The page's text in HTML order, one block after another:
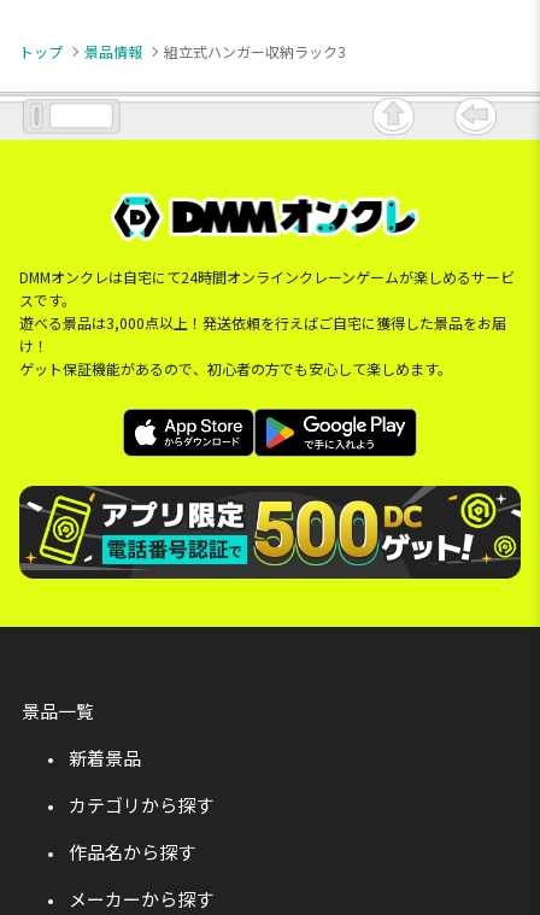
トップ 景品情報 組立式ハンガー収納ラック3
DMMオンクレは自宅にて24時間オンラインクレーンゲームが楽しめるサービ
スです。
遊べる景品は3,000点以上！発送依頼を行えばご自宅に獲得した景品をお届
け！
ゲット保証機能があるので、初心者の方でも安心して楽しめます。
景品一覧
新着景品
カテゴリから探す
作品名から探す
メーカーから探す